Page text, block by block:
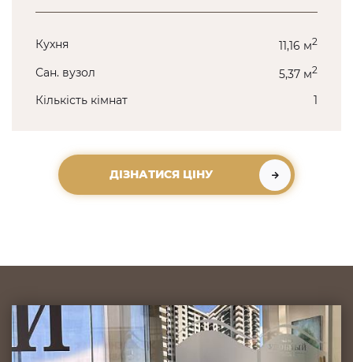
Кухня 11,16 м2
Сан. вузол 5,37 м2
Кількість кімнат 1
ДІЗНАТИСЯ ЦІНУ